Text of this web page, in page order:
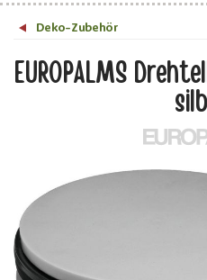
Deko-Zubehör
EUROPALMS